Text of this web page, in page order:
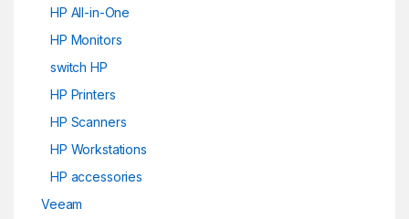
HP All-in-One
HP Monitors
switch HP
HP Printers
HP Scanners
HP Workstations
HP accessories
Veeam